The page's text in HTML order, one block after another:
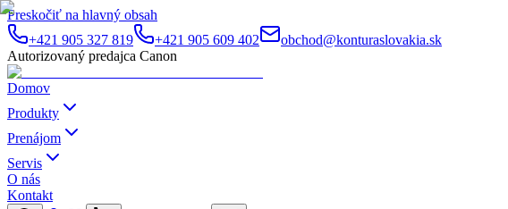
Preskočiť na hlavný obsah
+421 905 327 819
+421 905 609 402
obchod@konturaslovakia.sk
Autorizovaný predajca Canon
Domov
Produkty
Prenájom
Servis
O nás
Kontakt